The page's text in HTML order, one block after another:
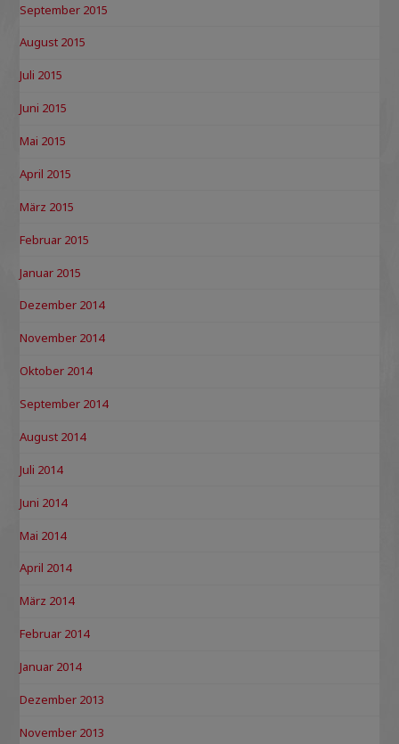
September 2015
August 2015
Juli 2015
Juni 2015
Mai 2015
April 2015
März 2015
Februar 2015
Januar 2015
Dezember 2014
November 2014
Oktober 2014
September 2014
August 2014
Juli 2014
Juni 2014
Mai 2014
April 2014
März 2014
Februar 2014
Januar 2014
Dezember 2013
November 2013